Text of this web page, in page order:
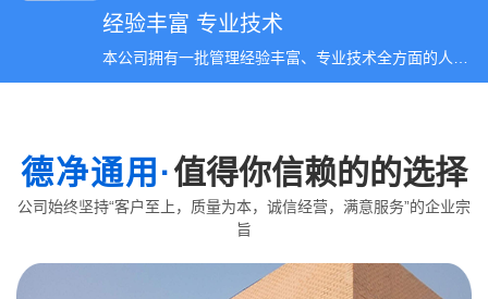
经验丰富 专业技术
德净通用·值得你信赖的的选择
公司始终坚持“客户至上，质量为本，诚信经营，满意服务”的企业宗
旨